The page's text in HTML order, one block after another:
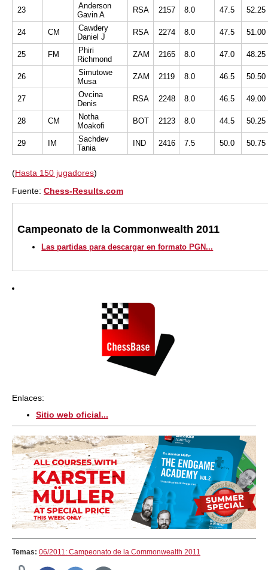
23
Anderson
Gavin A
RSA 2157 8.0 47.5 52.25
24 CM
Cawdery
Daniel J
RSA 2274 8.0 47.5 51.00
25 FM
Phiri
Richmond
ZAM 2165 8.0 47.0 48.25
26
Simutowe
Musa
ZAM 2119 8.0 46.5 50.50
27
Ovcina
Denis
RSA 2248 8.0 46.5 49.00
28 CM
Notha
Moakofi
BOT 2123 8.0 44.5 50.25
29 IM
Sachdev
Tania
IND 2416 7.5 50.0 50.75
(Hasta 150 jugadores)
Fuente: Chess-Results.com
Campeonato de la Commonwealth 2011
Las partidas para descargar en formato PGN...
Enlaces:
Sitio web oficial...
Temas: 06/2011: Campeonato de la Commonwealth 2011